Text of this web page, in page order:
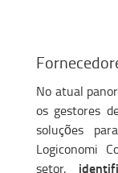
No atual
os gestores
soluções
Logiconomi
setor,